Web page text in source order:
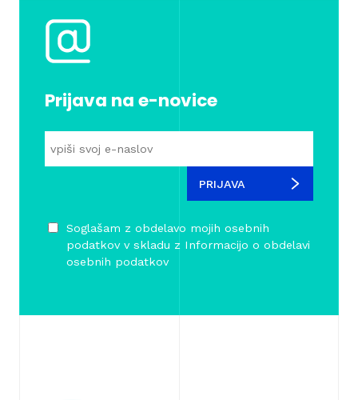
Prijava na e-novice
PRIJAVA
Soglašam z obdelavo mojih osebnih
podatkov v skladu z Informacijo o obdelavi
osebnih podatkov